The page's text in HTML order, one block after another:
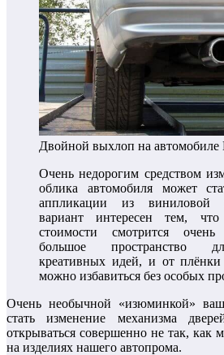
Двойной выхлоп на автомобиле
Очень недорогим средством
облика автомобиля может
аппликации из виниловой
вариант интересен тем,
стоимости смотрится
большое пространство
креативных идей, и от
можно избавиться без особых
Очень необычной «изюминкой»
стать изменение механизма
открываться совершенно не так, как
на изделиях нашего автопрома.